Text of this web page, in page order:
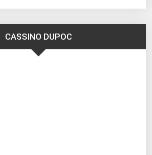
CASSINO DUPOC